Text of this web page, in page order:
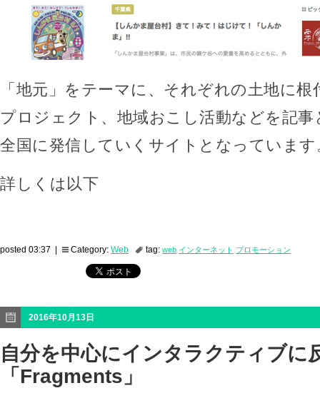
「地元」をテーマに、それぞれの土地に
プロジェクト、地域おこし活動などを記
全国に発信していくサイトとなっています
詳しくは以下
posted 03:37 | Category: Web tag: web インターネット プロモーション
2016年10月13日
自分を中心にインタラクティブに
「Fragments」